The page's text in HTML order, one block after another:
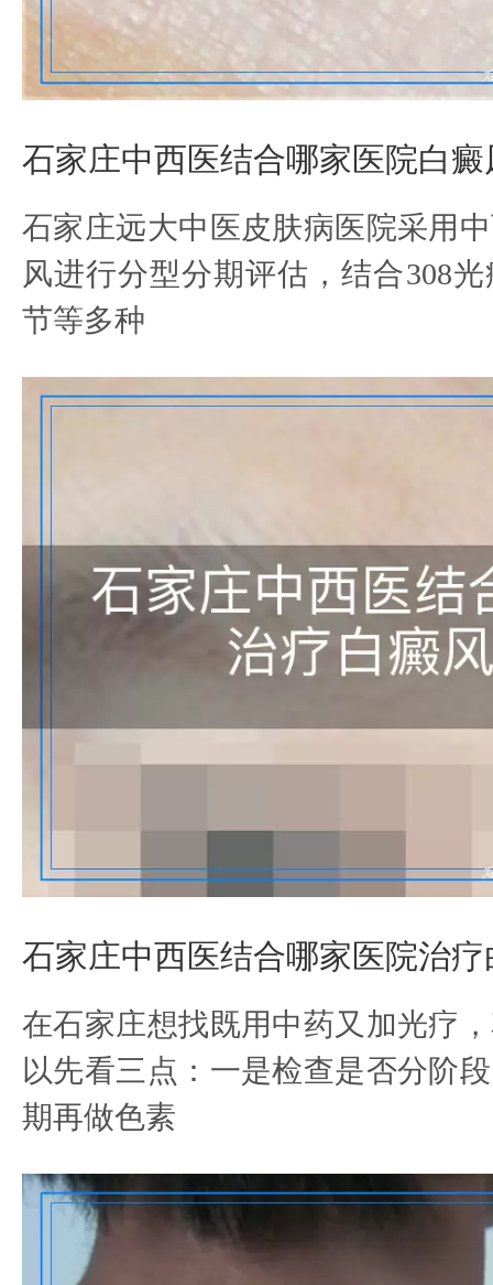
石家庄中西医结合哪家医院白癜
石家庄远大中医皮肤病医院采用
风进行分型分期评估，结合308
节等多种
石家庄中西医结合哪家医院治
在石家庄想找既用中药又加光疗
以先看三点：一是检查是否分阶
期再做色素